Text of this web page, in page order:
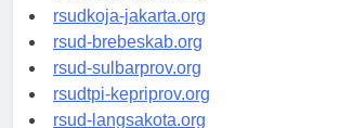
rsud-cilacapkab.org
rsudkoja-jakarta.org
rsud-brebeskab.org
rsud-sulbarprov.org
rsudtpi-kepriprov.org